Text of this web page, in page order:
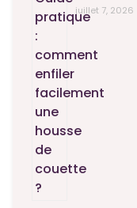
juillet 7, 2026